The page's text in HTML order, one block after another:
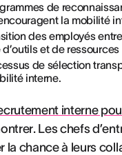
de
la mobilité
des employés
d’outils et de
de sélection
interne.
interne
Les chefs
la chance à leurs